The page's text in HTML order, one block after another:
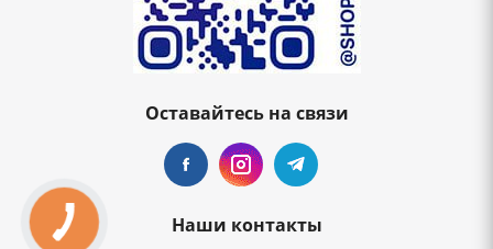
Оставайтесь на связи
Наши контакты